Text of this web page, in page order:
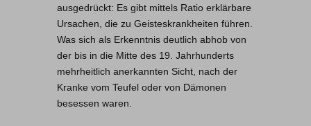
ausgedrückt: Es gibt mittels Ratio erklärbare
Ursachen, die zu Geisteskrankheiten führen.
Was sich als Erkenntnis deutlich abhob von
der bis in die Mitte des 19. Jahrhunderts
mehrheitlich anerkannten Sicht, nach der
Kranke vom Teufel oder von Dämonen
besessen waren.